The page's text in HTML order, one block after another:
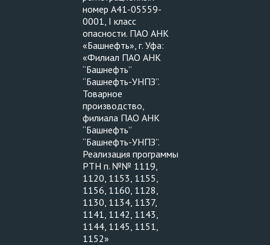
номер А41-05559-
0001, I класс
опасности. ПАО АНК
«Башнефть», г. Уфа:
«Филиал ПАО АНК
“Башнефть”
“Башнефть-УНПЗ”.
Товарное
производство,
филиала ПАО АНК
“Башнефть”
“Башнефть-УНПЗ”.
Реализация программы
РТН п. №№ 1119,
1120, 1153, 1155,
1156, 1160, 1128,
1130, 1134, 1137,
1141, 1142, 1143,
1144, 1145, 1151,
1152»